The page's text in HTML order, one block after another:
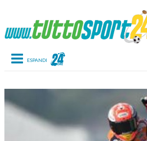
Toggle navigation